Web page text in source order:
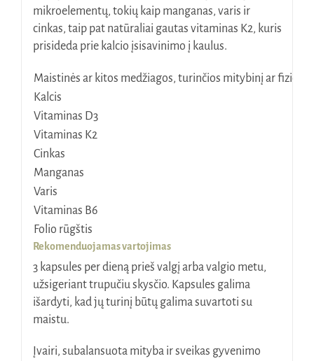
mikroelementų, tokių kaip manganas, varis ir
cinkas, taip pat natūraliai gautas vitaminas K2, kuris
prisideda prie kalcio įsisavinimo į kaulus.
Maistinės ar kitos medžiagos, turinčios mitybinį ar
Kalcis
Vitaminas D3
Vitaminas K2
Cinkas
Manganas
Varis
Vitaminas B6
Folio rūgštis
Rekomenduojamas vartojimas
3 kapsules per dieną prieš valgį arba valgio metu,
užsigeriant trupučiu skysčio. Kapsules galima
išardyti, kad jų turinį būtų galima suvartoti su
maistu.
Įvairi, subalansuota mityba ir sveikas gyvenimo